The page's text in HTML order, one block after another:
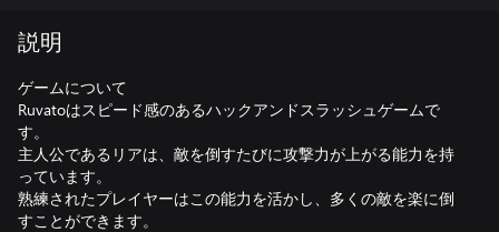
説明
ゲームについて
Ruvatoはスピード感のあるハックアンドスラッシュゲームで
す。
主人公であるリアは、敵を倒すたびに攻撃力が上がる能力を持
っています。
熟練されたプレイヤーはこの能力を活かし、多くの敵を楽に倒
すことができます。